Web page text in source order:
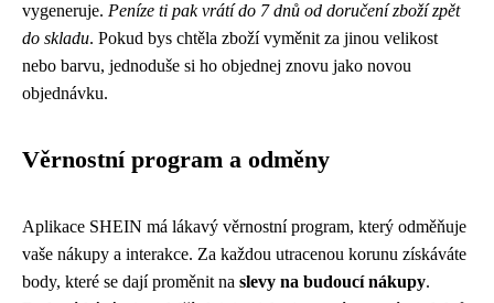
vygeneruje. Peníze ti pak vrátí do 7 dnů od doručení zboží zpět
do skladu. Pokud bys chtěla zboží vyměnit za jinou velikost
nebo barvu, jednoduše si ho objednej znovu jako novou
objednávku.
Věrnostní program a odměny
Aplikace SHEIN má lákavý věrnostní program, který odměňuje
vaše nákupy a interakce. Za každou utracenou korunu získáváte
body, které se dají proměnit na slevy na budoucí nákupy.